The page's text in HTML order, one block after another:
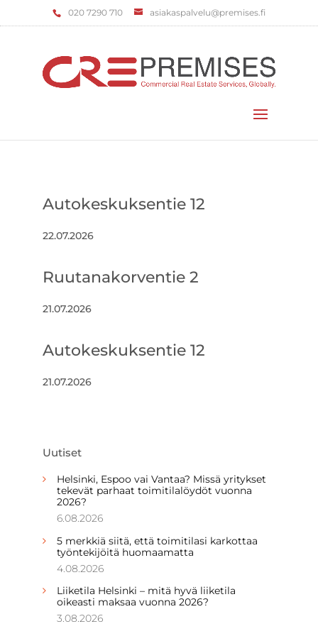
‌020 7290 710 asiakaspalvelu@premises.fi
Autokeskuksentie 12
22.07.2026
Ruutanakorventie 2
21.07.2026
Autokeskuksentie 12
21.07.2026
Uutiset
Helsinki, Espoo vai Vantaa? Missä yritykset
tekevät parhaat toimitilalöydöt vuonna
2026?
6.08.2026
5 merkkiä siitä, että toimitilasi karkottaa
työntekijöitä huomaamatta
4.08.2026
Liiketila Helsinki – mitä hyvä liiketila
oikeasti maksaa vuonna 2026?
3.08.2026